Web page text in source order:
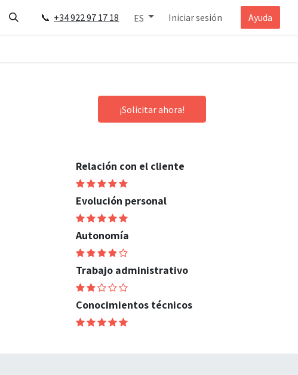
📞 +34 922 97 17 18 ES Iniciar sesión Ayuda
¡Solicitar ahora!
Relación con el cliente
Evolución personal
Autonomía
Trabajo administrativo
Conocimientos técnicos